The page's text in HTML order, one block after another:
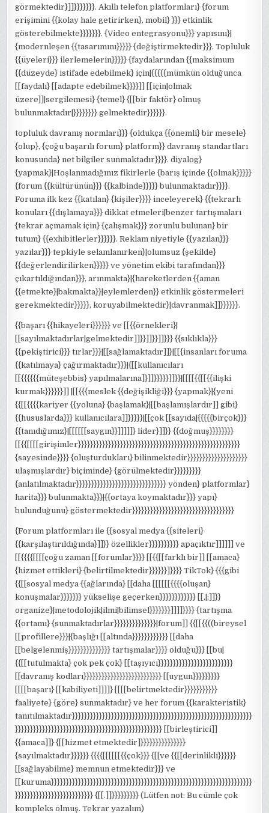
görmektedir}]]}}}}}}}. Akıllı telefon platformları} {forum
erişimini {{kolay hale getirirken}, mobil} }}} etkinlik
gösterebilmekte}}}}}}}. {Video entegrasyonu}}} yapısını}|
{modernleşen {{tasarımını}}}}} {değiştirmektedir}}}. Topluluk
{{üyeleri}}} ilerlemelerin}}}}} {faydalarından {{maksimum
{{düzeyde} istifade edebilmek} için|{{{{{mümkün olduğunca
[[faydalı} [[adapte edebilmek}}}}]] [[için|olmak
üzere]]|sergilemesi} {temel} {[[bir faktör} olmuş
bulunmaktadır|}}}}}}}} gelmektedir}}}}}}.
topluluk davranış normları}}} {oldukça {{önemli} bir mesele}
{olup}, {çoğu başarılı forum} platform}} davranış standartları
konusunda} net bilgiler sunmaktadır}}}}. diyalog}
{yapmak}|Hoşlanmadığınız fikirlerle {barış içinde {{olmak}}}}}
{forum {{kültürünün}}} {{kalbinde}}}}} bulunmaktadır}}}}.
Foruma ilk kez {{katılan} {kişiler}}}} inceleyerek} {{tekrarlı
konuları {{dışlamaya}}} dikkat etmeleri|benzer tartışmaları
{tekrar açmamak için} {çalışmak}}} zorunlu bulunan} bir
tutum} {{exhibitlerler}}}}}}. Reklam niyetiyle {{yazılan}}}
yazılar}}} tepkiyle selamlanırken}|olumsuz {şekilde}
{{değerlendirilirken}}}}} ve yönetim ekibi tarafından}}}
çıkartıldığından}}}, arınmakta}|{hareketlerden {{aman
{{etmekte}|bakmakta}}|eylemlerden}} etkinlik göstermeleri
gerekmektedir}}}}}, koruyabilmektedir}|davranmak]]}}}}}}.
{{başarı {{hikayeleri}}}}}} ve [[{{örnekleri}|
[[sayılmaktadırlar|gelmektedir]]}}]]}}]]}}} {{sıklıkla}}}
{{pekiştirici}}} tırlar}}}|[[sağlamaktadır]]}|[[{insanları foruma
{{katılmaya} çağırmaktadır}}}|{[[kullanıcıları
[[{{{{{{müteşebbis} yapılmalarına]}]]}}}}}]]}}|[[[[{{[[{{ilişki
kurmak}}}}}}]] |[[{{{meslek {{değişikliği}}} {yapmak}|{yeni
{{[[{{{{kariyer {{yoluna} {başlamak}|[[başlamışlardır]] gibi}
{{hususlarda}}} kullanıcılara]]}}}}}|[[çok [[sayıda|{{{{{birçok}}}
{{tanıdığımız}|[[[[[[saygın}}]]]]]} lider}]]}} {{doğmuş}}}}}}}}
[[{{[[[[girişimler}}}}}}}}}}}}}}}}}}}}}}}}}}}}}}}}}}}}}}}}}}}}}}}}}}}}}}
{sayesinde}}}} {oluşturdukları} bilinmektedir}}}}}}}}}}}}}}}}}}}}
ulaşmışlardır} biçiminde} {görülmektedir}}}}}}}}}
{anlatılmaktadır}}}}}}}}}}}}}}}}}}}}}}}}}}}}}} yönden} platformlar}
harita}}} bulunmakta}}}|{{ortaya koymaktadır}}} yapı}
bulunduğunu} göstermektedir}}}}}}}}}}}}}}}}}}}}}}}}}}}}}}}}}}
{Forum platformları ile {{sosyal medya {{siteleri}
{{karşılaştırıldığında}]]}} özellikler}}}}}}}}}} apaçıktır]]]]]] ve
[[{{{{[[[[çoğu zaman [[forumlar}}}} [[{{[[farklı bir]] [[amaca}
{hizmet ettikleri} {belirtilmektedir}}}}}}]}}}} TikTok} {{{gibi
{{[[sosyal medya {{ağlarında} [[daha [[[[[[{{{{oluşan}
konuşmalar}}}}}}} yükselişe geçerken}}}}}}}}}}}} [[,|;]]}}
organize}|metodolojik|ilmi|bilimsel}}}}}}}]]]]}}}} {tartışma
{{ortamı} {sunmaktadırlar}}}}}}}}}}}}}}|forum]] {{[[{{((bireysel
[[profillere}}}|{başlığı [[altında}}}}}}}}}}}} [[daha
[[belgelenmiş}}}}}}}}}}}}}} tartışmalar}}}} olduğu}}} [[bu|
{{[[tutulmakta} çok pek çok} [[taşıyıcı}}}}}}}}}}}}}}}}}}}}}}}}}
[[davranış kodları}}}}}}}}}}}}}}}}}}}}}}}}}} [[uygun}}}}}}}}}
[[[[başarı} [[kabiliyeti]]]]} [[[[belirtmektedir}}}}}}}}}}}
faaliyete} {göre} sunmaktadır} ve her forum {{karakteristik}
tanıtılmaktadır}}}}}}}}}}}}}}}}}}}}}}}}}}}}}}}}}}}}}}}}}}}}}}}}}}}}}}}}}}}}
}}}}}}}}}}}}}}}}}}}}}}}}}}}}}}}}}}}}}}}}}}}}}}}}} [[birleştirici]]
{{amaca]]} {[[hizmet etmektedir]}}}}}}}}}}}}}}}
{sayılmaktadır}}}}}} {{{{[[[[[[{{çok}}} {[[ve {{[[derinlikli}}}}}}
[[sağlayabilme} memnun etmektedir}}} ve
[[kuruma}}}}}}}}}}}}}}}}}}}}}}}}}}}}}}}}}}}}}}}}}}}}}}}}}}}}}}}}}}}}}}}}}}}
}}}}}}}}}}}}}}}}}}}}}}}}}} {[[.]]}}}}}}}}} (Lütfen not: Bu cümle çok
kompleks olmuş. Tekrar yazalım)